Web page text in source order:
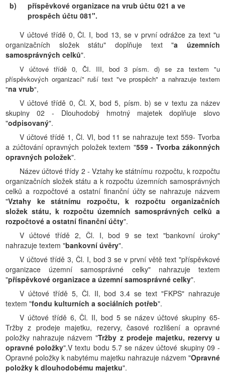
b)
příspěvkové organizace na vrub účtu 021 a ve
prospěch účtu 081".
V účtové třídě 0, Čl. I, bod 13, se v první odrážce za text "u
organizačních složek státu" doplňuje text "a územních
samosprávných celků".
V účtové třídě 0, ČI. III, bod 3 písm. d) se za textem "u
příspěvkových organizací" ruší text "ve prospěch" a nahrazuje textem
"na vrub",
V účtové třídě 0, Čl. X, bod 5, písm. b) se v textu za název
skupiny 02 - Dlouhodobý hmotný majetek doplňuje slovo
"odpisovaný".
V účtové třídě 1, Čl. VI, bod 11 se nahrazuje text 559- Tvorba
a zúčtování opravných položek textem "559 - Tvorba zákonných
opravných položek".
Název účtové třídy 2 - Vztahy ke státnímu rozpočtu, k rozpočtu
organizačních složek státu a k rozpočtu územních samosprávných
celků a rozpočtové a ostatní finanční účty se nahrazuje názvem
"Vztahy ke státnímu rozpočtu, k rozpočtu organizačních
složek státu, k rozpočtu územních samosprávných celků a
rozpočtové a ostatní finanční účty".
V účtové třídě 2, Čl. I, bod 9 se text "bankovní úroky"
nahrazuje textem "bankovní úvěry".
V účtové třídě 3, Čl. I, bod 3 se v první větě text "příspěvkové
organizace územní samosprávné celky" nahrazuje textem
"příspěvkové organizace a územní samosprávné celky".
V účtové třídě 5, Čl. II, bod 3.4 se text "FKPS" nahrazuje
textem "fondu kulturních a sociálních potřeb".
V účtové třídě 6, Čl. II, bod 5 se název účtové skupiny 65-
Tržby z prodeje majetku, rezervy, časové rozlišení a opravné
položky nahrazuje názvem "Tržby z prodeje majetku, rezervy u
opravné položky".V textu bodu 5.7 se název účtové skupiny 09 -
Opravné položky k nabytému majetku nahrazuje názvem "Opravné
položky k dlouhodobému majetku".